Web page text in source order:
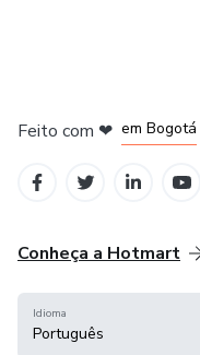
Feito com ❤ em Bogotá
Conheça a Hotmart
Idioma
Português